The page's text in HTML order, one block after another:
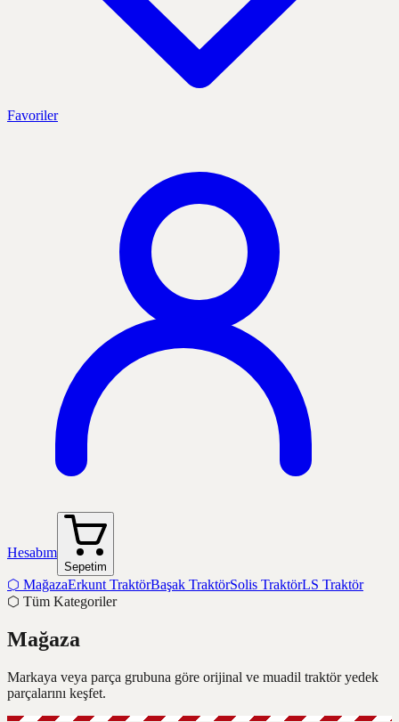
Favoriler
Hesabım
Sepetim
⬡ MağazaErkunt TraktörBaşak TraktörSolis TraktörLS Traktör
⬡ Tüm Kategoriler
Mağaza
Markaya veya parça grubuna göre orijinal ve muadil traktör yedek
parçalarını keşfet.